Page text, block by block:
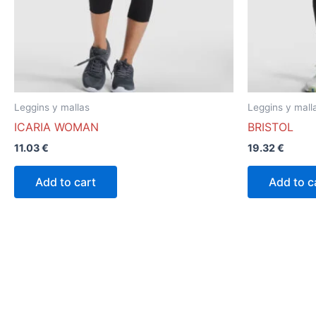
Leggins y mallas
ICARIA WOMAN
11.03€
Add to cart
se
pueden
elegir
en
la
Leggins y
BRISTOL
19.32€
Add to